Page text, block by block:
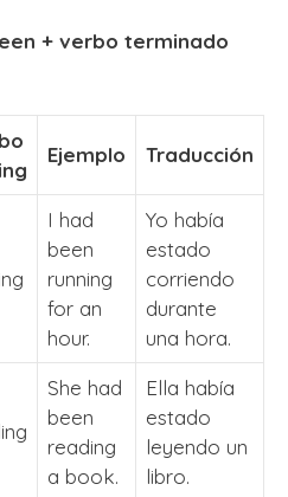
+ verbo terminado
Ejemplo Traducción
I had
been
running
for an
hour.
Yo había
estado
corriendo
durante
una hora.
She had
been
reading
a book.
Ella había
estado
leyendo un
libro.